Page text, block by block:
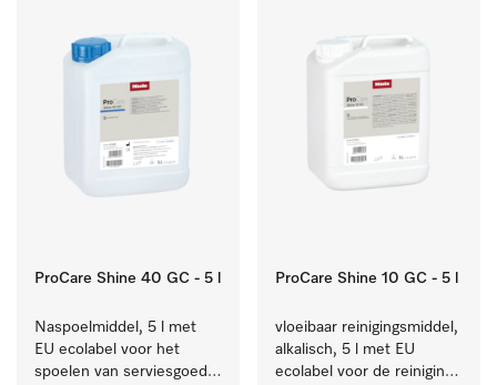
ProCare Shine 40 GC - 5 l
Naspoelmiddel, 5 l met
EU ecolabel voor het
spoelen van serviesgoed,
ProCare Shine 10 GC - 5 l
vloeibaar reinigingsmiddel,
alkalisch, 5 l met EU
ecolabel voor de reiniging